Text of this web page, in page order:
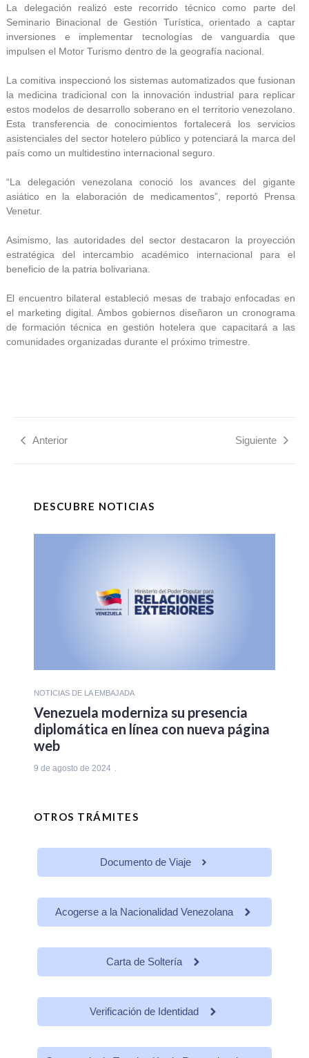
La delegación realizó este recorrido técnico como parte del
Seminario Binacional de Gestión Turística, orientado a captar
inversiones e implementar tecnologías de vanguardia que
impulsen el Motor Turismo dentro de la geografía nacional.
La comitiva inspeccionó los sistemas automatizados que fusionan
la medicina tradicional con la innovación industrial para replicar
estos modelos de desarrollo soberano en el territorio venezolano.
Esta transferencia de conocimientos fortalecerá los servicios
asistenciales del sector hotelero público y potenciará la marca del
país como un multidestino internacional seguro.
“La delegación venezolana conoció los avances del gigante
asiático en la elaboración de medicamentos”, reportó Prensa
Venetur.
Asimismo, las autoridades del sector destacaron la proyección
estratégica del intercambio académico internacional para el
beneficio de la patria bolivariana.
El encuentro bilateral estableció mesas de trabajo enfocadas en
el marketing digital. Ambos gobiernos diseñaron un cronograma
de formación técnica en gestión hotelera que capacitará a las
comunidades organizadas durante el próximo trimestre.
Anterior Siguiente
DESCUBRE NOTICIAS
NOTICIAS DE LA EMBAJADA
Venezuela moderniza su presencia
diplomática en línea con nueva página
web
9 de agosto de 2024
OTROS TRÁMITES
Documento de Viaje
Acogerse a la Nacionalidad Venezolana
Carta de Soltería
Verificación de Identidad